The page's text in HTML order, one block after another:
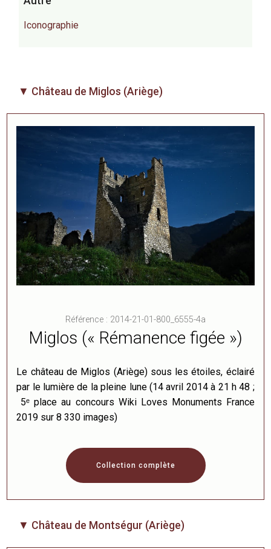
Iconographie
▼ Château de Miglos (Ariège)
Référence : 2014-21-01-800_6555-4a
Miglos (« Rémanence figée »)
Le château de Miglos (Ariège) sous les étoiles, éclairé
par le lumière de la pleine lune (14 avril 2014 à 21 h 48 ;
5ᵉ place au concours Wiki Loves Monuments France
2019 sur 8 330 images)
Collection complète
▼ Château de Montségur (Ariège)